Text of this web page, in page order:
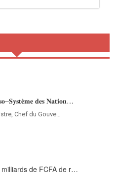
𝐝𝐞𝐬 𝐍𝐚𝐭𝐢𝐨𝐧…
Chef du Gouve…
de FCFA de r…